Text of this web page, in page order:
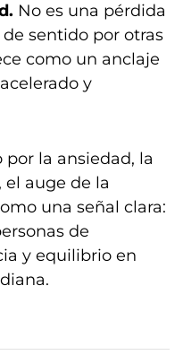
No es una pérdida
sentido por otras
como un anclaje
y
la ansiedad, la
el auge de la
una señal clara:
de
y equilibrio en